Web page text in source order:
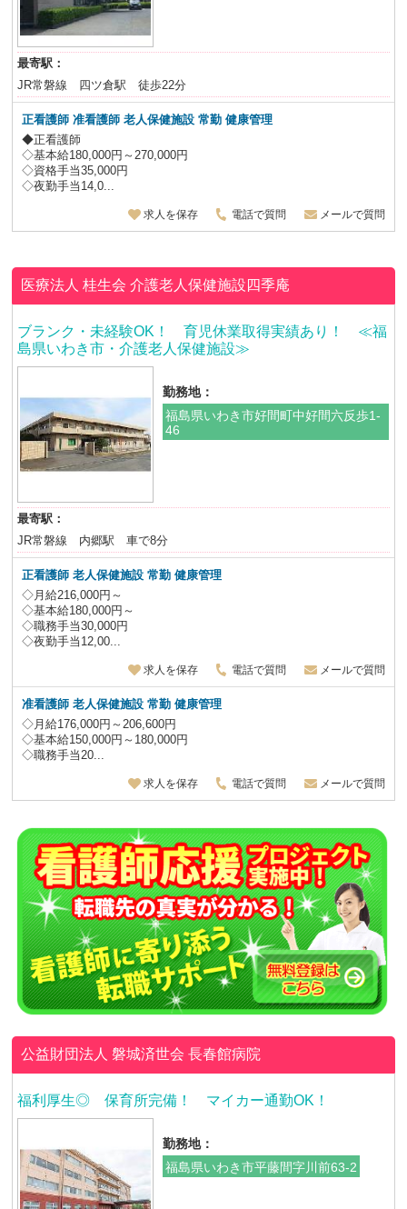
最寄駅：
JR常磐線 四ツ倉駅 徒歩22分
正看護師 准看護師 老人保健施設常勤 健康管理
◆正看護師
◇基本給180,000円～270,000円
◇資格手当35,000円
◇夜勤手当14,0...
求人を保存 電話で質問 メールで質問
医療法人 桂生会介護老人保健施設四季庵
ブランク・未経験OK！ 育児休業取得実績あり！ ≪福
島県いわき市・介護老人保健施設≫
勤務地：
福島県いわき市好間町中好間六反歩1-
46
最寄駅：
JR常磐線 内郷駅 車で8分
正看護師 老人保健施設常勤 健康管理
◇月給216,000円～
◇基本給180,000円～
◇職務手当30,000円
◇夜勤手当12,00...
求人を保存 電話で質問 メールで質問
准看護師 老人保健施設常勤 健康管理
◇月給176,000円～206,600円
◇基本給150,000円～180,000円
◇職務手当20...
求人を保存 電話で質問 メールで質問
公益財団法人 磐城済世会長春館病院
福利厚生◎ 保育所完備！ マイカー通勤OK！
勤務地：
福島県いわき市平藤間字川前63-2